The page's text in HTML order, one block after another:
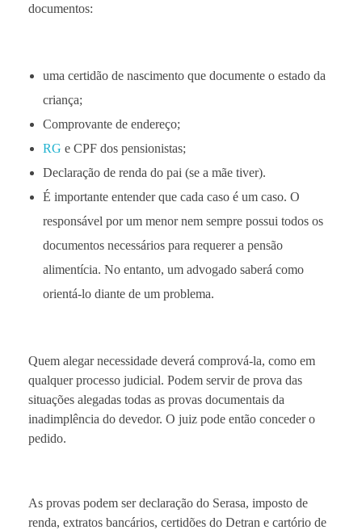
documentos:
uma certidão de nascimento que documente o estado da
criança;
Comprovante de endereço;
RG e CPF dos pensionistas;
Declaração de renda do pai (se a mãe tiver).
É importante entender que cada caso é um caso. O
responsável por um menor nem sempre possui todos os
documentos necessários para requerer a pensão
alimentícia. No entanto, um advogado saberá como
orientá-lo diante de um problema.
Quem alegar necessidade deverá comprová-la, como em
qualquer processo judicial. Podem servir de prova das
situações alegadas todas as provas documentais da
inadimplência do devedor. O juiz pode então conceder o
pedido.
As provas podem ser declaração do Serasa, imposto de
renda, extratos bancários, certidões do Detran e cartório de